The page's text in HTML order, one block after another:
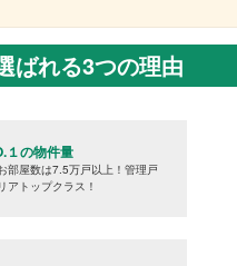
ばれる3つの理由
１の物件量
部屋数は7.5万戸以上！管理戸
アトップクラス！